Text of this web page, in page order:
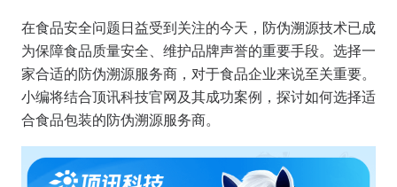
在食品安全问题日益受到关注的今天，防伪溯源技术已成
为保障食品质量安全、维护品牌声誉的重要手段。选择一
家合适的防伪溯源服务商，对于食品企业来说至关重要。
小编将结合顶讯科技官网及其成功案例，探讨如何选择适
合食品包装的防伪溯源服务商。